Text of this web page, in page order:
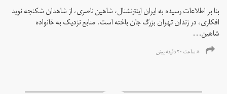
بنا بر اطلاعات رسیده به ایران اینترنشنال، شاهین ناصری، از شاهدان شکنجه نوید
افکاری، در زندان تهران بزرگ جان باخته است. منابع نزدیک به خانواده
شاهین...
۸ ساعت ۲۰ دقیقه پیش